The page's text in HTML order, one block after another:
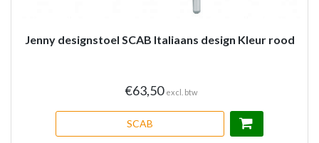
Jenny designstoel SCAB Italiaans design Kleur rood
€63,50 excl. btw
SCAB